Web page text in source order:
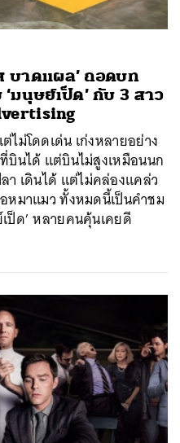
บาดแผล’ ถอดบท
มนุษย์เป็ด’ กับ 3 สาว
ม่โดดเด่น เก่งหลายอย่าง
บินได้ แต่บินไม่สูงเหมือนนก
า เดินได้ แต่ไม่คล่องแคล่ว
หมาแมว ทั้งหมดนี้เป็นคำชม
ป็ด’ หลายคนคุ้นเคยดี